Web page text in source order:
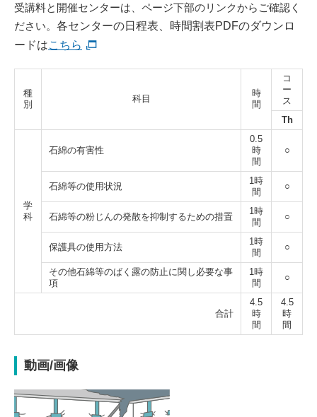
受講料と開催センターは、ページ下部のリンクからご確認く
ださい。 各センターの日程表、時間割表PDFのダウンロ
ードはこちら
種
別
科目
時
間
コ
ー
ス
Th
学
科
石綿の有害性
0.5
時
間
○
石綿等の使用状況
1時
間
○
石綿等の粉じんの発散を抑制するための措置
1時
間
○
保護具の使用方法
1時
間
○
その他石綿等のばく露の防止に関し必要な事
項
1時
間
○
合計
4.5
時
間
4.5
時
間
動画/画像